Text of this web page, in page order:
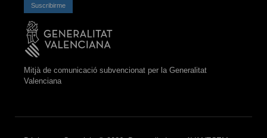
Suscribirme
Mitjà de comunicació subvencionat per la Generalitat
Valenciana